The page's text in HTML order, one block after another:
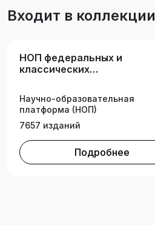
Входит в коллекции
НОП федеральных и
классических
Научно-образовательная
платформа (НОП)
7657 изданий
Подробнее